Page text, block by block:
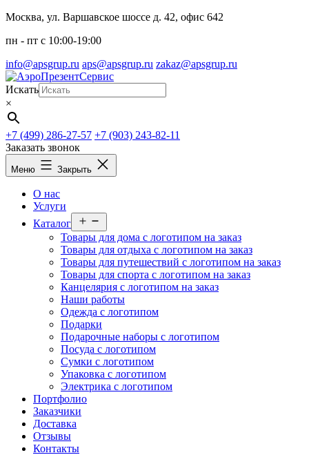
Перейти
содержимому
Москва, ул. Варшавское шоссе д. 42, офис 642
пн - пт c 10:00-19:00
info@apsgrup.ru aps@apsgrup.ru zakaz@apsgrup.ru
Искать
×
+7 (499) 286-27-57 +7 (903) 243-82-11
Заказать звонок
Меню Закрыть
О нас
Услуги
Каталог
меню
Товары для дома с логотипом на заказ
Товары для отдыха с логотипом на заказ
Товары для путешествий с логотипом на заказ
Товары для спорта с логотипом на заказ
Канцелярия с логотипом на заказ
Наши работы
Одежда с логотипом
Подарки
Подарочные наборы с логотипом
Посуда с логотипом
Сумки с логотипом
Упаковка с логотипом
Электрика с логотипом
Портфолио
Заказчики
Доставка
Отзывы
Контакты